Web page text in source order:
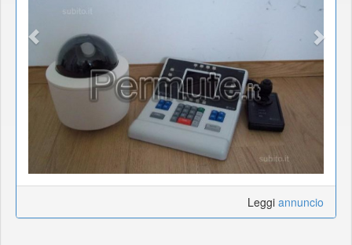
Leggi annuncio